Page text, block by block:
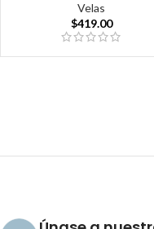
Velas
$419.00